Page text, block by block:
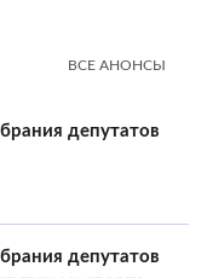
ВСЕ АНОНСЫ
депутатов
депутатов